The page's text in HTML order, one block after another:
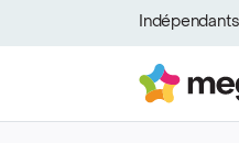
Site réalisé par Softedge